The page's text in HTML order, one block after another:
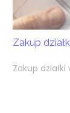
Zakup
Zakup